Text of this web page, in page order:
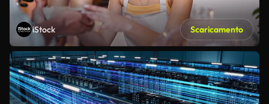
iStock Scaricamento